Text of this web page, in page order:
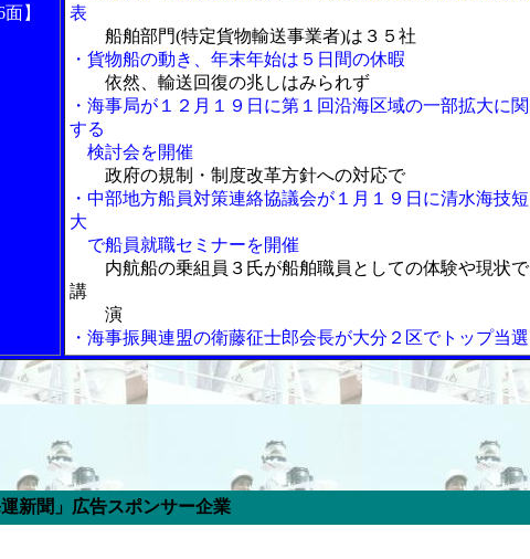
】
表
船舶部門(特定貨物輸送事業者)は３５社
・貨物船の動き、年末年始は５日間の休暇
依然、輸送回復の兆しはみられず
・海事局が１２月１９日に第１回沿海区域の一部拡大に関
する
検討会を開催
政府の規制・制度改革方針への対応で
・中部地方船員対策連絡協議会が１月１９日に清水海技短
大
で船員就職セミナーを開催
内航船の乗組員３氏が船舶職員としての体験や現状で
講
演
・海事振興連盟の衛藤征士郎会長が大分２区でトップ当選
ンサー企業